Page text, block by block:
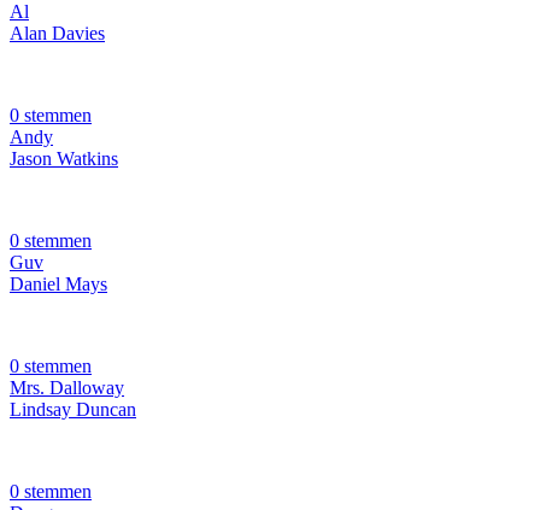
Al
Alan Davies
0 stemmen
Andy
Jason Watkins
0 stemmen
Guv
Daniel Mays
0 stemmen
Mrs. Dalloway
Lindsay Duncan
0 stemmen